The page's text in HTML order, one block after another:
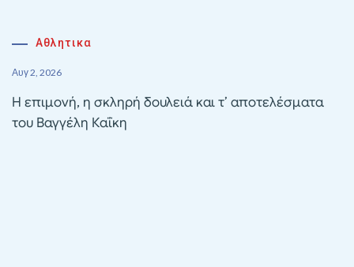
Αθλητικα
Αυγ 2, 2026
Η επιμονή, η σκληρή δουλειά και τ’ αποτελέσματα
του Βαγγέλη Καΐκη